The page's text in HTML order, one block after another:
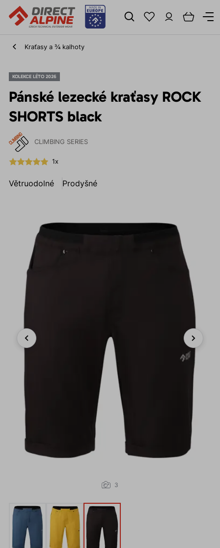
Kraťasy a ¾ kalhoty
KOLEKCE LÉTO 2026
Pánské lezecké kraťasy ROCK
SHORTS black
CLIMBING SERIES
1x
Větruodolné Prodyšné
Previous Next
3